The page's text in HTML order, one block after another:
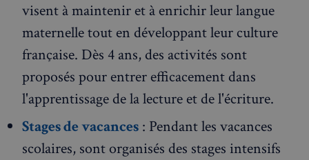
visent à maintenir et à enrichir leur langue
maternelle tout en développant leur culture
française. Dès 4 ans, des activités sont
proposés pour entrer efficacement dans
l'apprentissage de la lecture et de l'écriture.
Stages de vacances : Pendant les vacances
scolaires, sont organisés des stages intensifs